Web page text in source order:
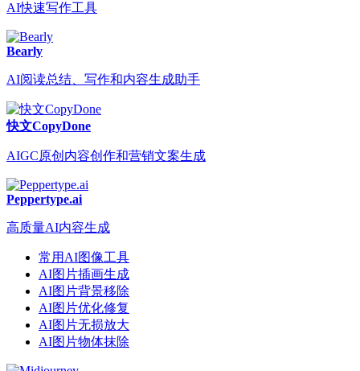
AI快速写作工具
Bearly
AI阅读总结、写作和内容生成助手
快文CopyDone
AIGC原创内容创作和营销文案生成
Peppertype.ai
高质量AI内容生成
常用AI图像工具
AI图片插画生成
AI图片背景移除
AI图片优化修复
AI图片无损放大
AI图片物体抹除